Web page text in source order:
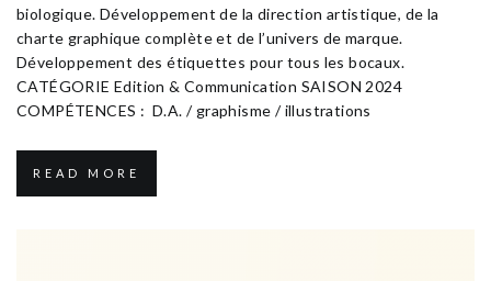
biologique. Développement de la direction artistique, de la
charte graphique complète et de l’univers de marque.
Développement des étiquettes pour tous les bocaux.
CATÉGORIE Edition & Communication SAISON 2024
COMPÉTENCES : D.A. / graphisme / illustrations
READ MORE